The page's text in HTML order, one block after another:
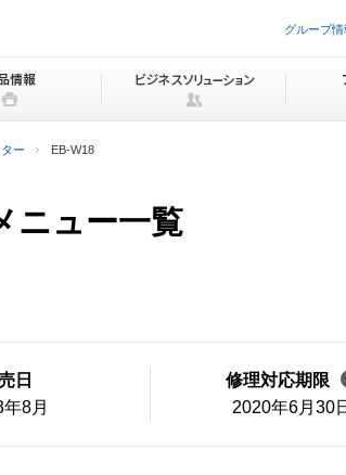
ビ
ョ
グループ情
ー EB-W18
ュー一覧
日
8月
修理対応期限
2020年6月30